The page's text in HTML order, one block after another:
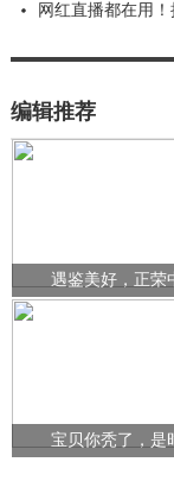
网红直播都在用
编辑推荐
遇鉴美好，正荣
宝贝你秃了，是